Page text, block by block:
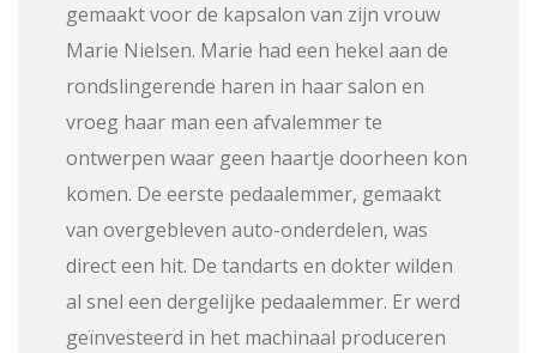
gemaakt voor de kapsalon van zijn vrouw
Marie Nielsen. Marie had een hekel aan de
rondslingerende haren in haar salon en
vroeg haar man een afvalemmer te
ontwerpen waar geen haartje doorheen kon
komen. De eerste pedaalemmer, gemaakt
van overgebleven auto-onderdelen, was
direct een hit. De tandarts en dokter wilden
al snel een dergelijke pedaalemmer. Er werd
geïnvesteerd in het machinaal produceren